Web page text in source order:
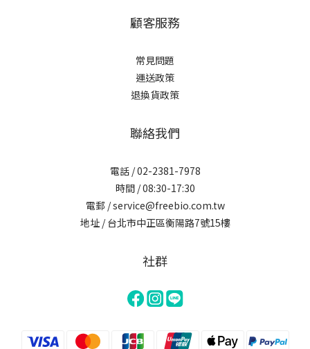
顧客服務
常見問題
運送政策
退換貨政策
聯絡我們
電話 / 02-2381-7978
時間 / 08:30-17:30
電郵 / service@freebio.com.tw
地址 / 台北市中正區衡陽路7號15樓
社群